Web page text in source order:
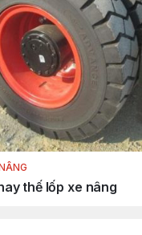
thế lốp xe nâng